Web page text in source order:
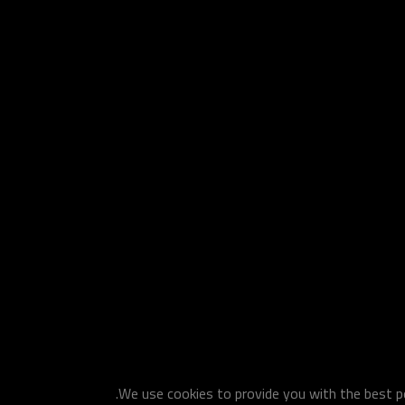
We use cookies to provide you with the best